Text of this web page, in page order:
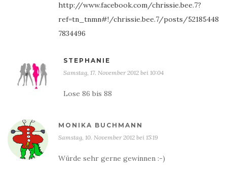
http://www.facebook.com/chrissie.bee.7?
ref=tn_tnmn#!/chrissie.bee.7/posts/52185448
7834496
STEPHANIE
Samstag, 17. November 2012 bei 10:04
Lose 86 bis 88
MONIKA BUCHMANN
Samstag, 10. November 2012 bei 15:19
Würde sehr gerne gewinnen :-)